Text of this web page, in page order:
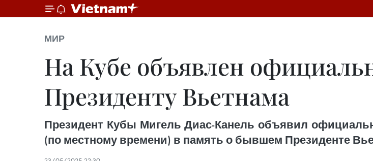
МИР
На Кубе объявлен
Президенту Вьетнама
Президент Кубы Мигель Диас-Канель объявил
(по местному времени) в память о бывшем Президенте